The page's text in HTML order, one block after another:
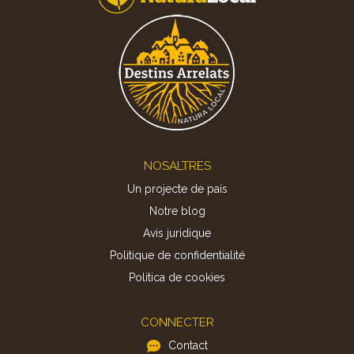
NOSALTRES
Un projecte de país
Notre blog
Avis juridique
Politique de confidentialité
Politica de cookies
CONNECTER
Contact